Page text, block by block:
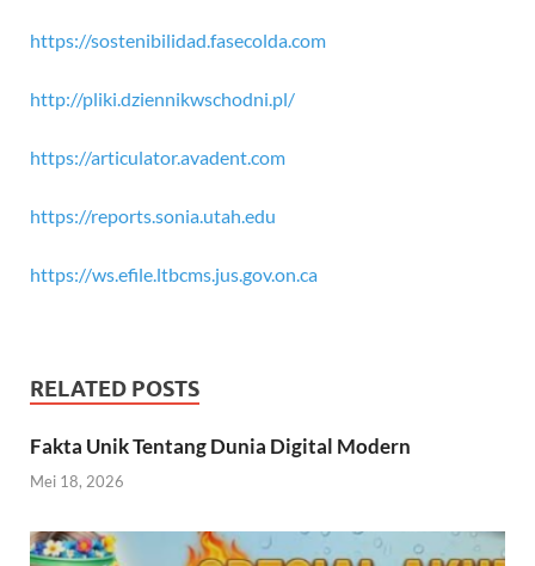
https://sostenibilidad.fasecolda.com
http://pliki.dziennikwschodni.pl/
https://articulator.avadent.com
https://reports.sonia.utah.edu
https://ws.efile.ltbcms.jus.gov.on.ca
RELATED POSTS
Fakta Unik Tentang Dunia Digital Modern
Mei 18, 2026